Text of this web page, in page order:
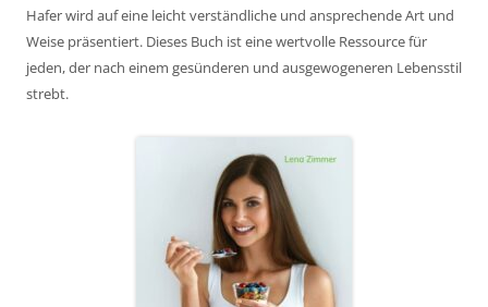
Hafer wird auf eine leicht verständliche und ansprechende Art und
Weise präsentiert. Dieses Buch ist eine wertvolle Ressource für
jeden, der nach einem gesünderen und ausgewogeneren Lebensstil
strebt.